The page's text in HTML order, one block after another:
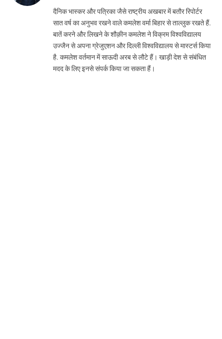
दैनिक भास्कर और पत्रिका जैसे राष्ट्रीय अखबार में बतौर रिपोर्टर
सात वर्ष का अनुभव रखने वाले कमलेश वर्मा बिहार से ताल्लुक रखते हैं.
बातें करने और लिखने के शौक़ीन कमलेश ने विक्रम विश्वविद्यालय
उज्जैन से अपना ग्रेजुएशन और दिल्ली विश्वविद्यालय से मास्टर्स किया
है. कमलेश वर्तमान में साऊदी अरब से लौटे हैं। खाड़ी देश से संबंधित
मदद के लिए इनसे संपर्क किया जा सकता हैं।